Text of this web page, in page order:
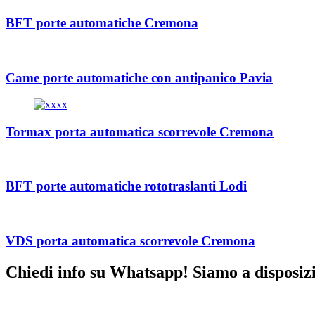
BFT porte automatiche Cremona
Came porte automatiche con antipanico Pavia
Tormax porta automatica scorrevole Cremona
BFT porte automatiche rototraslanti Lodi
VDS porta automatica scorrevole Cremona
Chiedi info su Whatsapp! Siamo a